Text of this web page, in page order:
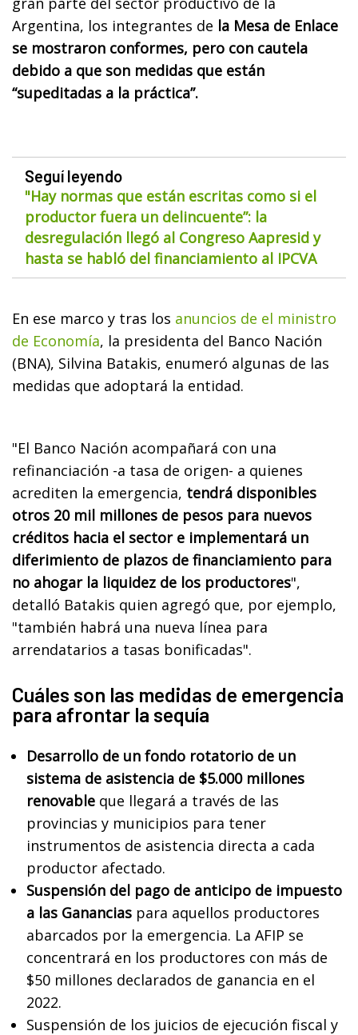
Argentina, los integrantes de la Mesa de Enlace
se mostraron conformes, pero con cautela
debido a que son medidas que están
“supeditadas a la práctica”.
Seguí leyendo
"Hay normas que están escritas como si el
productor fuera un delincuente”: la
desregulación llegó al Congreso Aapresid y
hasta se habló del financiamiento al IPCVA
En ese marco y tras los anuncios de el ministro
de Economía, la presidenta del Banco Nación
(BNA), Silvina Batakis, enumeró algunas de las
medidas que adoptará la entidad.
"El Banco Nación acompañará con una
refinanciación -a tasa de origen- a quienes
acrediten la emergencia, tendrá disponibles
otros 20 mil millones de pesos para nuevos
créditos hacia el sector e implementará un
diferimiento de plazos de financiamiento para
no ahogar la liquidez de los productores",
detalló Batakis quien agregó que, por ejemplo,
"también habrá una nueva línea para
arrendatarios a tasas bonificadas".
Cuáles son las medidas de emergencia
para afrontar la sequía
Desarrollo de un fondo rotatorio de un
sistema de asistencia de $5.000 millones
renovable que llegará a través de las
provincias y municipios para tener
instrumentos de asistencia directa a cada
productor afectado.
Suspensión del pago de anticipo de impuesto
a las Ganancias para aquellos productores
abarcados por la emergencia. La AFIP se
concentrará en los productores con más de
$50 millones declarados de ganancia en el
2022.
Suspensión de los juicios de ejecución fiscal y